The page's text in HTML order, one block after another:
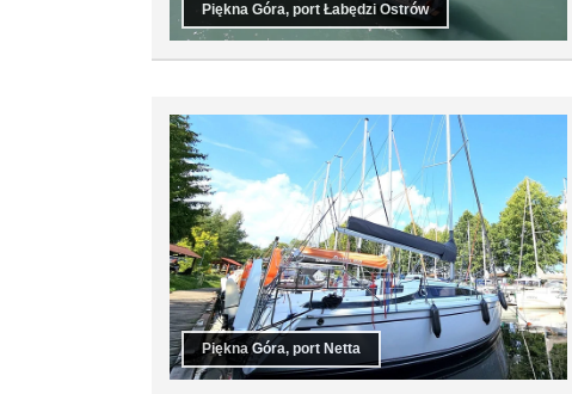
Piękna Góra, port Łabędzi Ostrów
Piękna Góra, port Netta